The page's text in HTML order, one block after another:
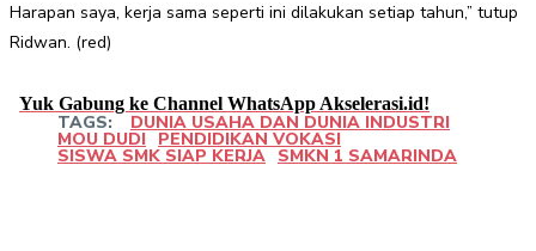
Harapan saya, kerja sama seperti ini dilakukan setiap tahun,” tutup
Ridwan. (red)
Yuk Gabung ke Channel WhatsApp Akselerasi.id!
TAGS: DUNIA USAHA DAN DUNIA INDUSTRI
MOU DUDI PENDIDIKAN VOKASI
SISWA SMK SIAP KERJA SMKN 1 SAMARINDA